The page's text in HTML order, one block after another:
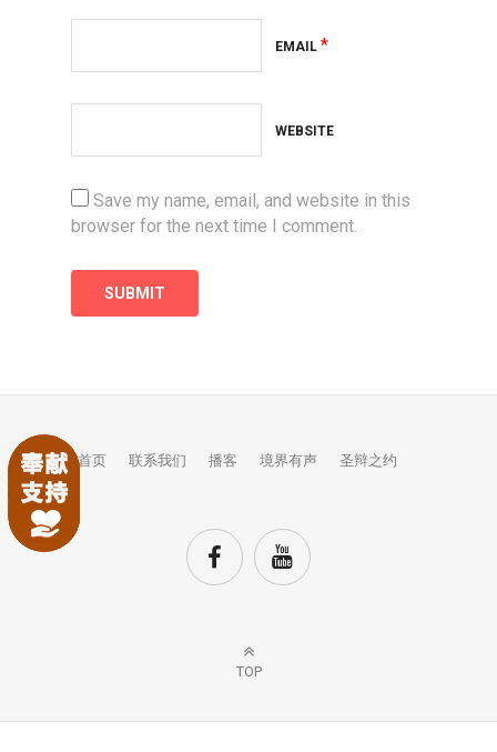
EMAIL *
WEBSITE
Save my name, email, and website in this
browser for the next time I comment.
首页 联系我们 播客 境界有声 圣辩之约
TOP